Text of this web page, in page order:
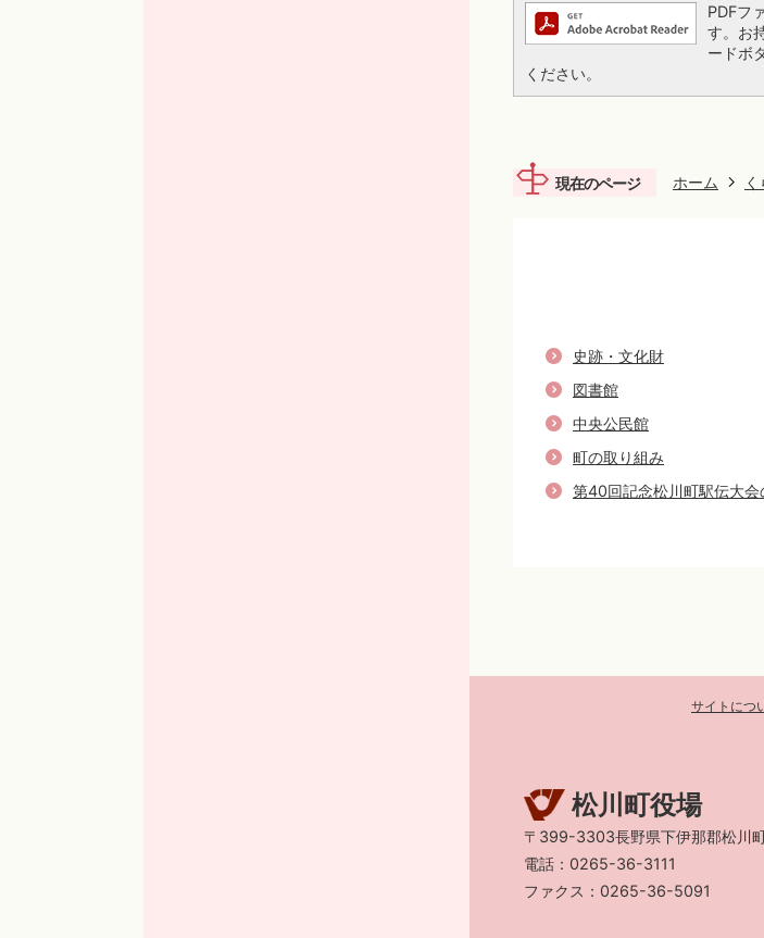
PDFフ
す。お
ードボ
ください。
現在のページ ホーム
史跡・文化財
図書館
中央公民館
町の取り組み
第40回記念松川町駅伝大会
サイトにつ
松川町役場
〒399-3303長野県下伊那郡松川
電話：0265-36-3111
ファクス：0265-36-5091